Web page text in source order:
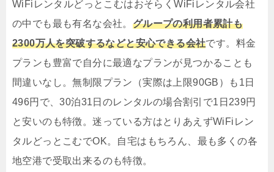
WiFiレンタルどっとこむはおそらくWiFiレンタル会社
の中でも最も有名な会社。 グループの利用者累計も
2300万人を突破するなどと安心できる会社です。料金
プランも豊富で自分に最適なプランが見つかることも
間違いなし。無制限プラン（実際は上限90GB）も1日
496円で、30泊31日のレンタルの場合割引で1日239円
と安いのも特徴。迷っている方はとりあえずWiFiレン
タルどっとこむでOK。自宅はもちろん、最も多くの各
地空港で受取出来るのも特徴。